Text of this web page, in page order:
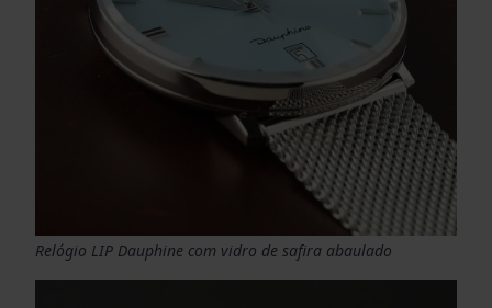
Relógio LIP Dauphine com vidro de safira abaulado